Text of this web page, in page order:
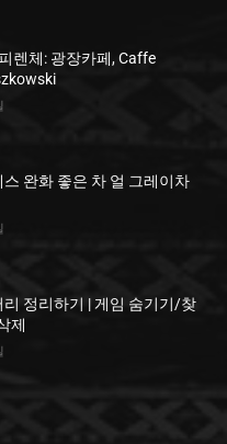
렌체: 광장카페, Caffe
완화 좋은 차 얼 그레이차
리 정리하기 | 게임 숨기기/찾
제